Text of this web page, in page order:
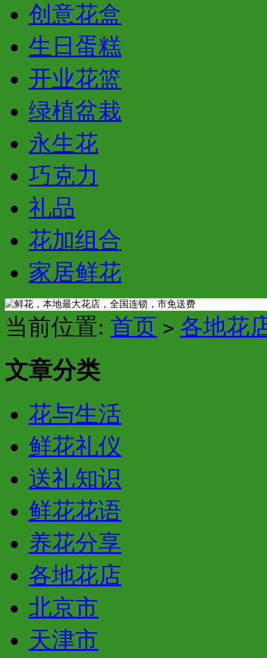
创意花盒
生日蛋糕
开业花篮
绿植盆栽
永生花
巧克力
礼品
花加组合
家居鲜花
当前位置: 首页 > 各地花
文章分类
花与生活
鲜花礼仪
送礼知识
鲜花花语
养花分享
各地花店
北京市
天津市